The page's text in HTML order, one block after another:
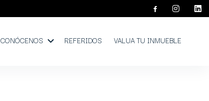
CONÓCENOS REFERIDOS VALUA TU INMUEBLE